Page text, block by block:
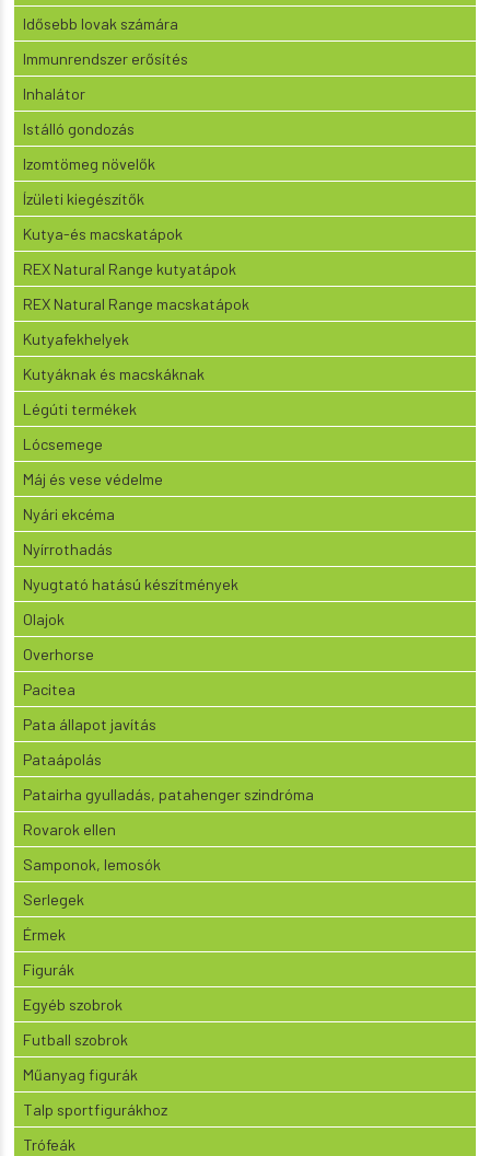
Idősebb lovak számára
Immunrendszer erősítés
Inhalátor
Istálló gondozás
Izomtömeg növelők
Ízületi kiegészítők
Kutya-és macskatápok
REX Natural Range kutyatápok
REX Natural Range macskatápok
Kutyafekhelyek
Kutyáknak és macskáknak
Légúti termékek
Lócsemege
Máj és vese védelme
Nyári ekcéma
Nyírrothadás
Nyugtató hatású készítmények
Olajok
Overhorse
Pacitea
Pata állapot javítás
Pataápolás
Patairha gyulladás, patahenger szindróma
Rovarok ellen
Samponok, lemosók
Serlegek
Érmek
Figurák
Egyéb szobrok
Futball szobrok
Műanyag figurák
Talp sportfigurákhoz
Trófeák